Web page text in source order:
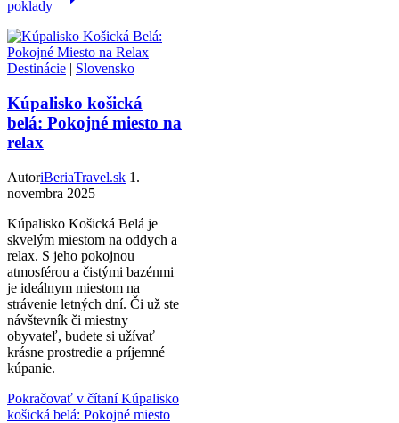
poklady
Destinácie | Slovensko
Kúpalisko košická
belá: Pokojné miesto na
relax
AutoriBeriaTravel.sk 1.
novembra 2025
Kúpalisko Košická Belá je
skvelým miestom na oddych a
relax. S jeho pokojnou
atmosférou a čistými bazénmi
je ideálnym miestom na
strávenie letných dní. Či už ste
návštevník či miestny
obyvateľ, budete si užívať
krásne prostredie a príjemné
kúpanie.
Pokračovať v čítaníKúpalisko
košická belá: Pokojné miesto